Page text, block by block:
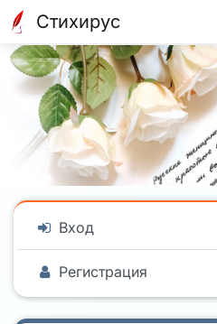
Стихирус
Вход
Регистрация